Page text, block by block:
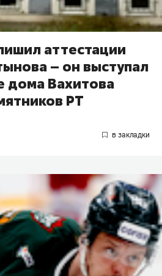
аттестации
– он выступал
дома Вахитова
РТ